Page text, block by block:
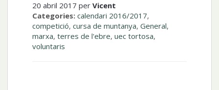
20 abril 2017 per Vicent
Categories: calendari 2016/2017,
competició, cursa de muntanya, General,
marxa, terres de l'ebre, uec tortosa,
voluntaris